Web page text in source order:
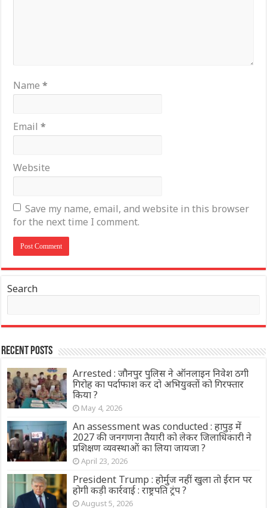
Name*
Email*
Website
Save my name, email, and website in this browser
for the next time I comment.
Search
Recent Posts
Arrested : जौनपुर पुलिस ने ऑनलाइन निवेश ठगी
गिरोह का पर्दाफाश कर दो अभियुक्तों को गिरफ्तार
किया ?
May 4, 2026
An assessment was conducted : हापुड़ में
2027 की जनगणना तैयारी को लेकर जिलाधिकारी ने
प्रशिक्षण व्यवस्थाओं का लिया जायजा ?
April 23, 2026
President Trump : होर्मुज नहीं खुला तो ईरान पर
होगी कड़ी कार्रवाई : राष्ट्रपति ट्रंप ?
August 5, 2026